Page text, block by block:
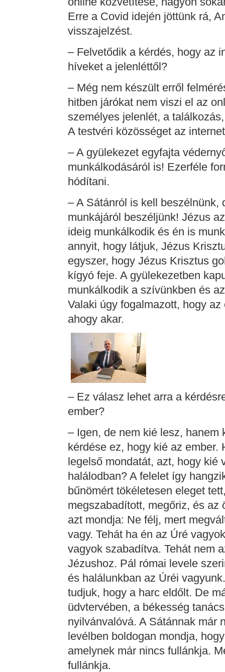
Erre a Covid idején jöttünk rá,
visszajelzést.
– Felvetődik a kérdés, hogy az
híveket a jelenléttől?
– Még nem készült erről
hitben járókat nem viszi el az
személyes jelenlét, a
A testvéri közösséget az
– A gyülekezet egyfajta
munkálkodásáról is! Ezerféle
hódítani.
– A Sátánról is kell beszélnünk,
munkájáról beszéljünk! Jézus
ideig munkálkodik és én is
annyit, hogy látjuk, Jézus
egyszer, hogy Jézus Krisztus
kígyó feje. A gyülekezetben
munkálkodik a szívünkben és
Valaki úgy fogalmazott, hogy
ahogy akar.
– Ez válasz lehet arra a
ember?
– Igen, de nem kié lesz, hanem
kérdése ez, hogy kié az ember.
legelső mondatát, azt, hogy kié
halálodban? A felelet így
bűnömért tökéletesen eleget
megszabadított, megőriz, és
azt mondja: Ne félj, mert
vagy. Tehát ha én az Úré
vagyok szabadítva. Tehát nem
Jézushoz. Pál római levele
és halálunkban az Úréi
tudjuk, hogy a harc eldőlt. De
üdvtervében, a békesség
nyilvánvalóvá. A Sátánnak már
levélben boldogan mondja,
amelynek már nincs fullánkja.
fullánkja.